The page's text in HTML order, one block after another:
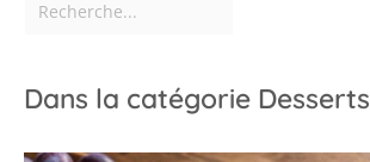
Dans la catégorie Desserts